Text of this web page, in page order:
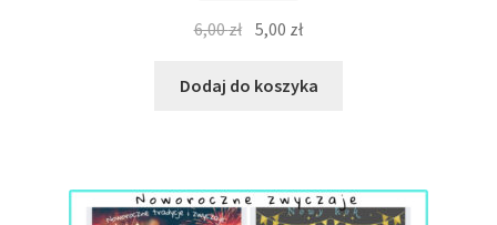
6,00zł Pierwotna
wynosiła:
5,00 złAktualna
wynosi:
Dodaj do koszyka